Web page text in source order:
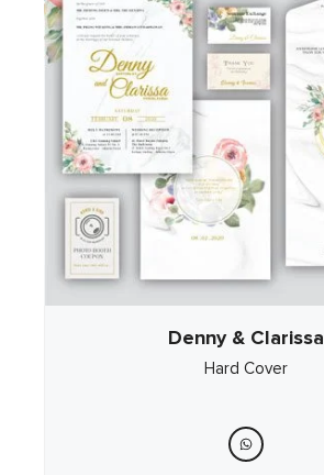
Denny & Clarissa
Hard Cover